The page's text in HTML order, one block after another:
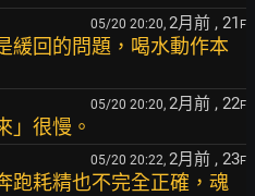
05/20 20:20, 2月前 , 21 F
緩回的問題，喝水動作本
05/20 20:20, 2月前 , 22F
」很慢。
05/20 20:22, 2月前 , 23F
跑耗精也不完全正確，魂